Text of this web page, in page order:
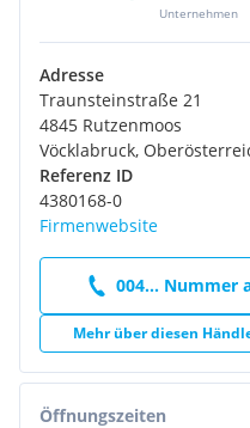
17" Leichtmetallfelgen,
Extras:
MWST Ausweisbar
Automatic
KEYLESS-GO
Multifunktionslenkrad
Rückfahrkamera
Müdigkeitswarnsystem
Spurwechselwarnung
LED Tagfahrlicht
Winterpaket
Bluetooth
Tempomat mit
Tempomat
Totwinkel-Assistent
Unternehmen
Adresse
Traunsteinstraße 21
4845 Rutzenmoos
Vöcklabruck,
Referenz ID
4380168-0
Firmenwebsite
004... Nummer
Mehr über diesen
Öffnungszeiten